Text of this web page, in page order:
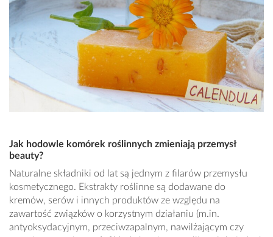
Jak hodowle komórek roślinnych zmieniają przemysł
beauty?
Naturalne składniki od lat są jednym z filarów przemysłu
kosmetycznego. Ekstrakty roślinne są dodawane do
kremów, serów i innych produktów ze względu na
zawartość związków o korzystnym działaniu (m.in.
antyoksydacyjnym, przeciwzapalnym, nawilżającym czy